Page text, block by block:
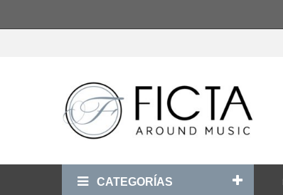
CATEGORÍAS